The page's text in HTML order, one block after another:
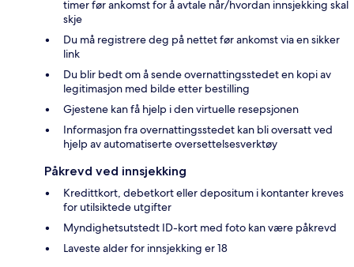
timer før ankomst for å avtale når/hvordan innsjekking skal
skje
Du må registrere deg på nettet før ankomst via en sikker
link
Du blir bedt om å sende overnattingsstedet en kopi av
legitimasjon med bilde etter bestilling
Gjestene kan få hjelp i den virtuelle resepsjonen
Informasjon fra overnattingsstedet kan bli oversatt ved
hjelp av automatiserte oversettelsesverktøy
Påkrevd ved innsjekking
Kredittkort, debetkort eller depositum i kontanter kreves
for utilsiktede utgifter
Myndighetsutstedt ID-kort med foto kan være påkrevd
Laveste alder for innsjekking er 18